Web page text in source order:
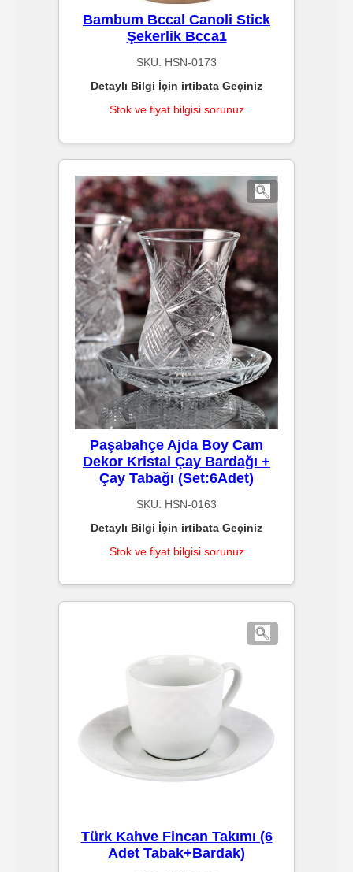
Pideciler
Pizzacılar
Unlu
Mamüller
/
Pastane
/
Baklava
/
Tatlı
Burger
Dürüm
Döner
Balık
Restorantlar
Etçiler
Hastane
Malzemeleri
Fabrika
Otel
Bambum Bccal Canoli Stick
Şekerlik Bcca1
SKU: HSN-0173
Detaylı Bilgi İçin irtibata Geçiniz
Stok ve fiyat bilgisi sorunuz
Paşabahçe Ajda Boy Cam
Dekor Kristal Çay Bardağı +
Çay Tabağı (Set:6Adet)
SKU: HSN-0163
Detaylı Bilgi İçin irtibata Geçiniz
Stok ve fiyat bilgisi sorunuz
Türk Kahve Fincan Takımı (6
Adet Tabak+Bardak)